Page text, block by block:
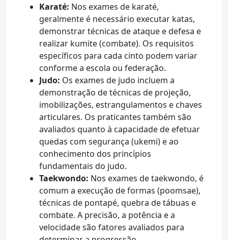
Karaté: Nos exames de karaté,
geralmente é necessário executar katas,
demonstrar técnicas de ataque e defesa e
realizar kumite (combate). Os requisitos
específicos para cada cinto podem variar
conforme a escola ou federação.
Judo: Os exames de judo incluem a
demonstração de técnicas de projeção,
imobilizações, estrangulamentos e chaves
articulares. Os praticantes também são
avaliados quanto à capacidade de efetuar
quedas com segurança (ukemi) e ao
conhecimento dos princípios
fundamentais do judo.
Taekwondo: Nos exames de taekwondo, é
comum a execução de formas (poomsae),
técnicas de pontapé, quebra de tábuas e
combate. A precisão, a potência e a
velocidade são fatores avaliados para